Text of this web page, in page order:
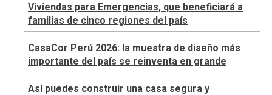
Viviendas para Emergencias, que beneficiará a
familias de cinco regiones del país
CasaCor Perú 2026: la muestra de diseño más
importante del país se reinventa en grande
Así puedes construir una casa segura y